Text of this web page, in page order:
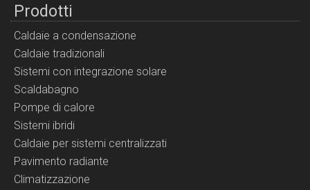
Prodotti
Caldaie a condensazione
Caldaie tradizionali
Sistemi con integrazione solare
Scaldabagno
Pompe di calore
Sistemi ibridi
Caldaie per sistemi centralizzati
Pavimento radiante
Climatizzazione